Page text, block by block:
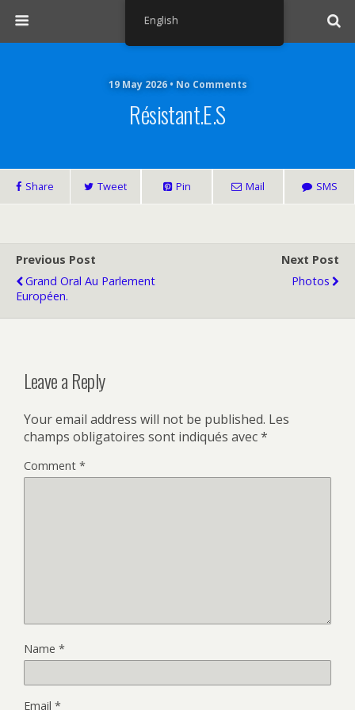
19 May 2026 • No Comments
Résistant.e.s
Share Tweet Pin Mail SMS
Previous Post
Grand Oral Au Parlement
Européen.
Next Post
Photos
Leave a Reply
Your email address will not be published. Les
champs obligatoires sont indiqués avec*
Comment *
Name *
Email *
English